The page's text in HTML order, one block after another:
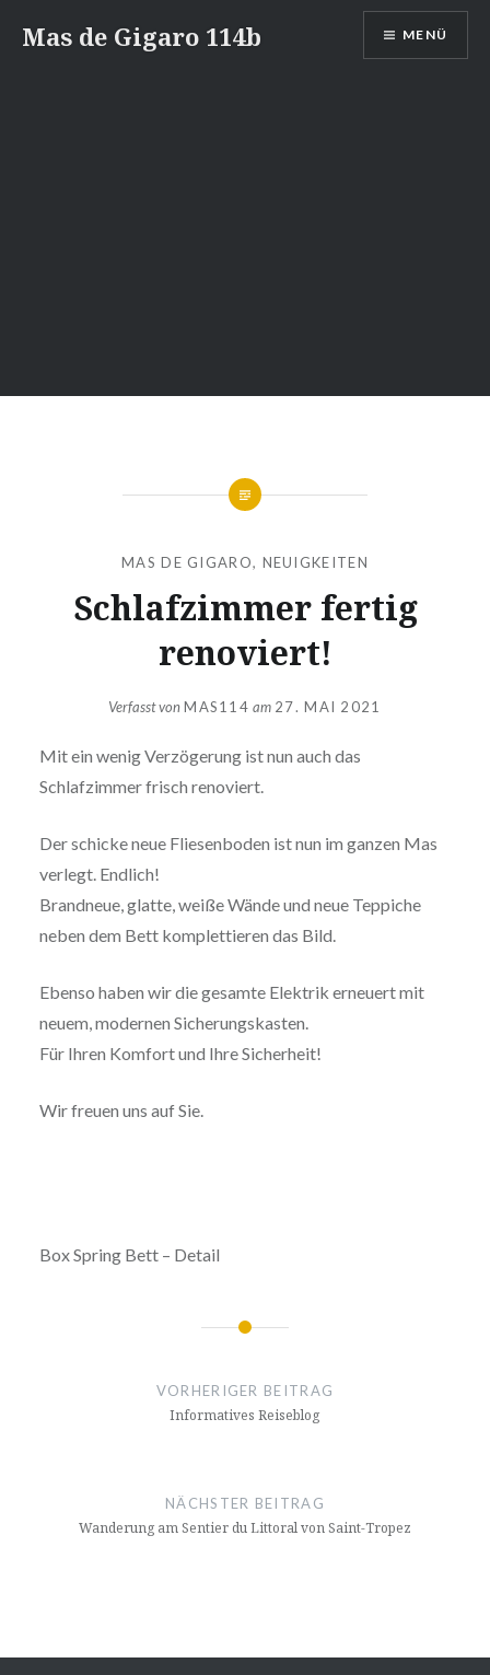
InhaltMas de Gigaro 114b MENÜ
MAS DE GIGARO, NEUIGKEITEN
Schlafzimmer fertig
renoviert!
Verfasst vonMAS114 am 27. MAI 2021
Mit ein wenig Verzögerung ist nun auch das
Schlafzimmer frisch renoviert.
Der schicke neue Fliesenboden ist nun im ganzen Mas
verlegt. Endlich!
Brandneue, glatte, weiße Wände und neue Teppiche
neben dem Bett komplettieren das Bild.
Ebenso haben wir die gesamte Elektrik erneuert mit
neuem, modernen Sicherungskasten.
Für Ihren Komfort und Ihre Sicherheit!
Wir freuen uns auf Sie.
Box Spring Bett – Detail
Beitragsnavigation
VORHERIGER BEITRAG
Informatives Reiseblog
NÄCHSTER BEITRAG
Wanderung am Sentier du Littoral von Saint-Tropez